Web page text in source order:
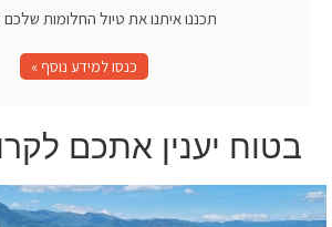
תכננו איתנו את טיול החלומות שלכם
כנסו למידע נוסף »
בטוח יענין אתכם